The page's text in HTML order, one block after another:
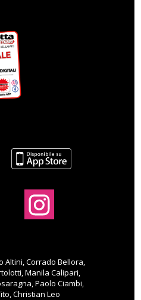
Altini, Corrado Bellora,
Manila Calipari,
Paolo Ciambi,
Christian Leo